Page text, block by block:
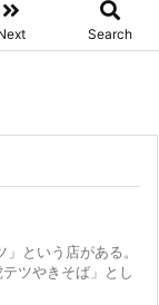
Search
という店がある。
ツやきそば」とし